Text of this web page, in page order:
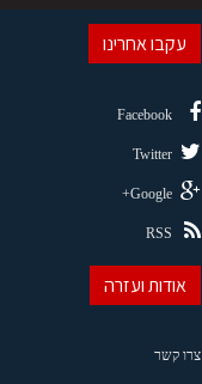
עקבו אחרינו
Facebook
Twitter
Google+
RSS
אודות ועזרה
צרו קשר